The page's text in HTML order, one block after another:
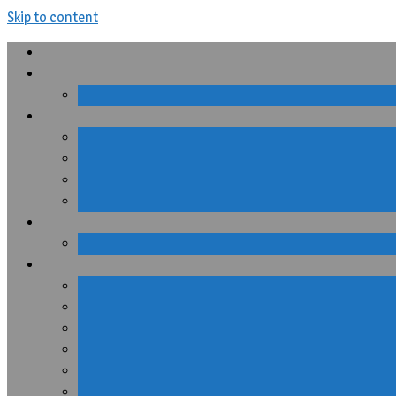
Skip to content